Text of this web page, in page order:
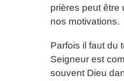
prières peut
nos motivations.
Parfois il faut du
Seigneur est
souvent Dieu